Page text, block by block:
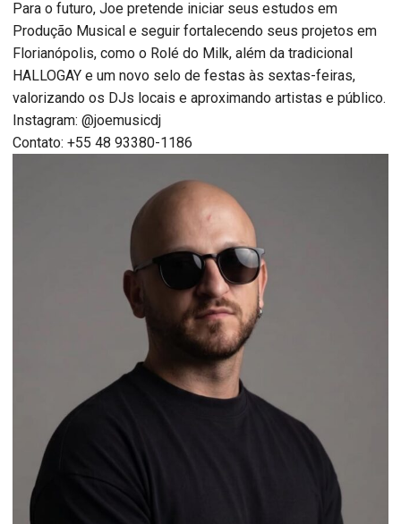
Para o futuro, Joe pretende iniciar seus estudos em
Produção Musical e seguir fortalecendo seus projetos em
Florianópolis, como o Rolé do Milk, além da tradicional
HALLOGAY e um novo selo de festas às sextas-feiras,
valorizando os DJs locais e aproximando artistas e público.
Instagram: @joemusicdj
Contato: +55 48 93380-1186